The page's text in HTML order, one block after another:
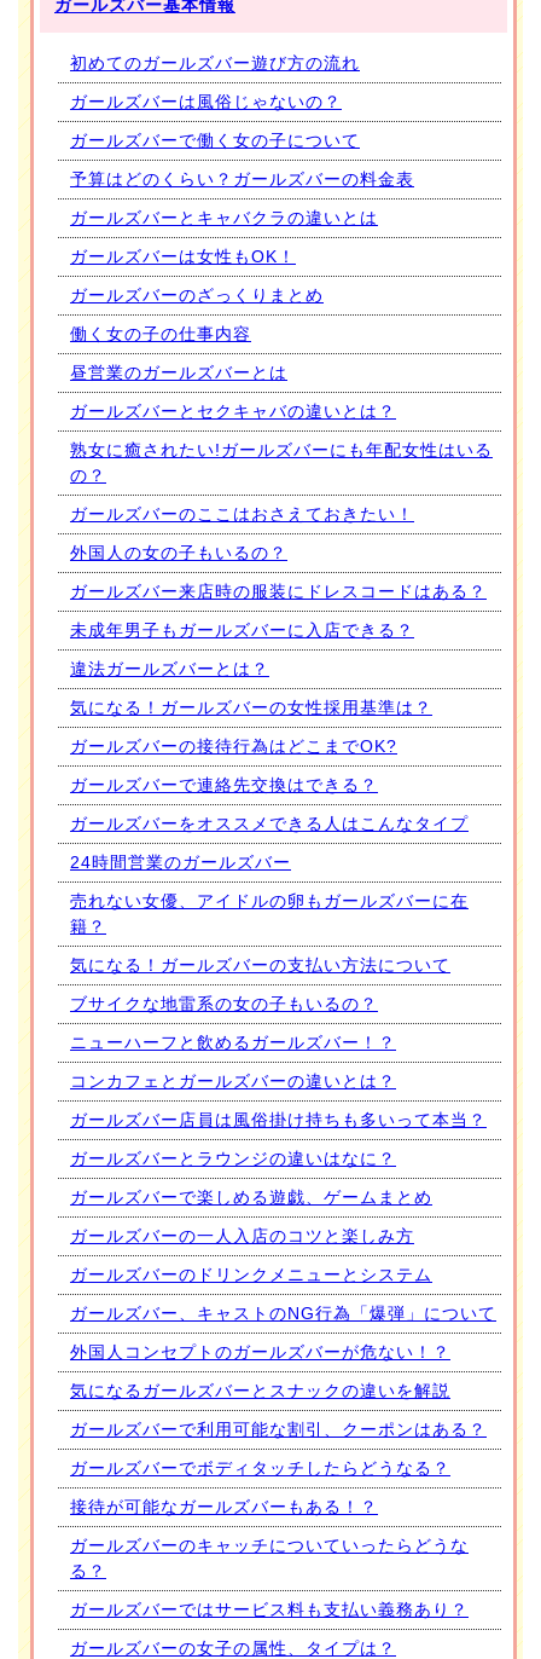
ガールズバー基本情報
初めてのガールズバー遊び方の流れ
ガールズバーは風俗じゃないの？
ガールズバーで働く女の子について
予算はどのくらい？ガールズバーの料金表
ガールズバーとキャバクラの違いとは
ガールズバーは女性もOK！
ガールズバーのざっくりまとめ
働く女の子の仕事内容
昼営業のガールズバーとは
ガールズバーとセクキャバの違いとは？
熟女に癒されたい!ガールズバーにも年配女性はいる
の？
ガールズバーのここはおさえておきたい！
外国人の女の子もいるの？
ガールズバー来店時の服装にドレスコードはある？
未成年男子もガールズバーに入店できる？
違法ガールズバーとは？
気になる！ガールズバーの女性採用基準は？
ガールズバーの接待行為はどこまでOK?
ガールズバーで連絡先交換はできる？
ガールズバーをオススメできる人はこんなタイプ
24時間営業のガールズバー
売れない女優、アイドルの卵もガールズバーに在
籍？
気になる！ガールズバーの支払い方法について
ブサイクな地雷系の女の子もいるの？
ニューハーフと飲めるガールズバー！？
コンカフェとガールズバーの違いとは？
ガールズバー店員は風俗掛け持ちも多いって本当？
ガールズバーとラウンジの違いはなに？
ガールズバーで楽しめる遊戯、ゲームまとめ
ガールズバーの一人入店のコツと楽しみ方
ガールズバーのドリンクメニューとシステム
ガールズバー、キャストのNG行為「爆弾」について
外国人コンセプトのガールズバーが危ない！？
気になるガールズバーとスナックの違いを解説
ガールズバーで利用可能な割引、クーポンはある？
ガールズバーでボディタッチしたらどうなる？
接待が可能なガールズバーもある！？
ガールズバーのキャッチについていったらどうな
る？
ガールズバーではサービス料も支払い義務あり？
ガールズバーの女子の属性、タイプは？